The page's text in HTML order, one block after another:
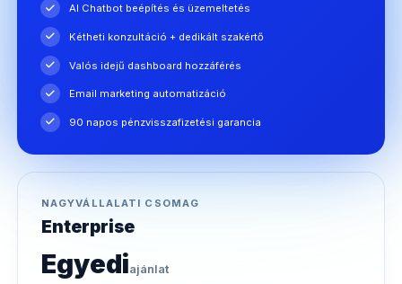
AI Chatbot beépítés és üzemeltetés
Kétheti konzultáció + dedikált szakértő
Valós idejű dashboard hozzáférés
Email marketing automatizáció
90 napos pénzvisszafizetési garancia
NAGYVÁLLALATI CSOMAG
Enterprise
Egyediajánlat